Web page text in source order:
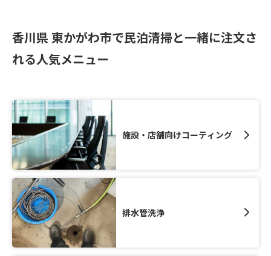
香川県 東かがわ市で民泊清掃と一緒に注文さ
れる人気メニュー
施設・店舗向けコーティング
排水管洗浄